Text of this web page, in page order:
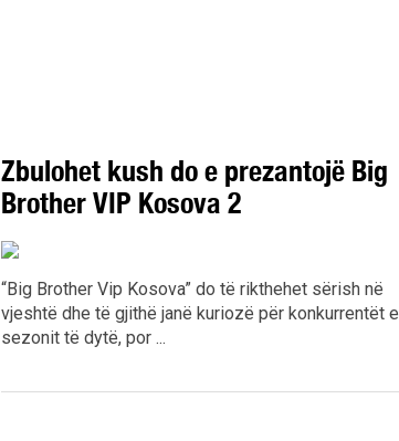
Zbulohet kush do e prezantojë Big
Brother VIP Kosova 2
“Big Brother Vip Kosova” do të rikthehet sërish në
vjeshtë dhe të gjithë janë kuriozë për konkurrentët e
sezonit të dytë, por ...